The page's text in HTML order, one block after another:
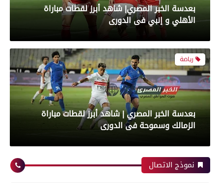
بعدسة الخبر المصري| شاهد أبرز لقطات مباراة
الأهلي و إنبي فى الدورى
رياضة
بعدسة الخبر المصري | شاهد أبرز لقطات مباراة
الزمالك وسموحة فى الدورى
رياضة
نموذج الاتصال